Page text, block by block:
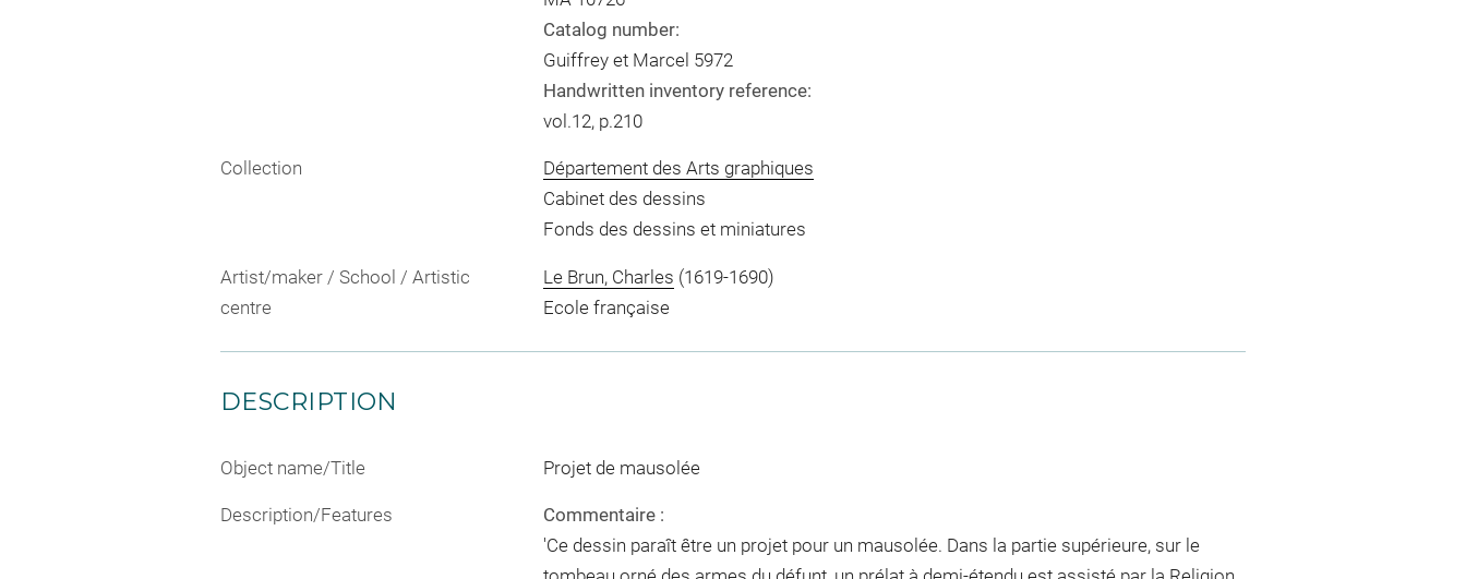
Catalog number:
Guiffrey et Marcel 5972
Handwritten inventory reference:
vol.12, p.210
Collection
Département des Arts graphiques
Cabinet des dessins
Fonds des dessins et miniatures
Artist/maker / School / Artistic
centre
Le Brun, Charles (1619-1690)
Ecole française
DESCRIPTION
Object name/Title Projet de mausolée
Description/Features
Commentaire :
'Ce dessin paraît être un projet pour un mausolée. Dans la partie supérieure, sur le